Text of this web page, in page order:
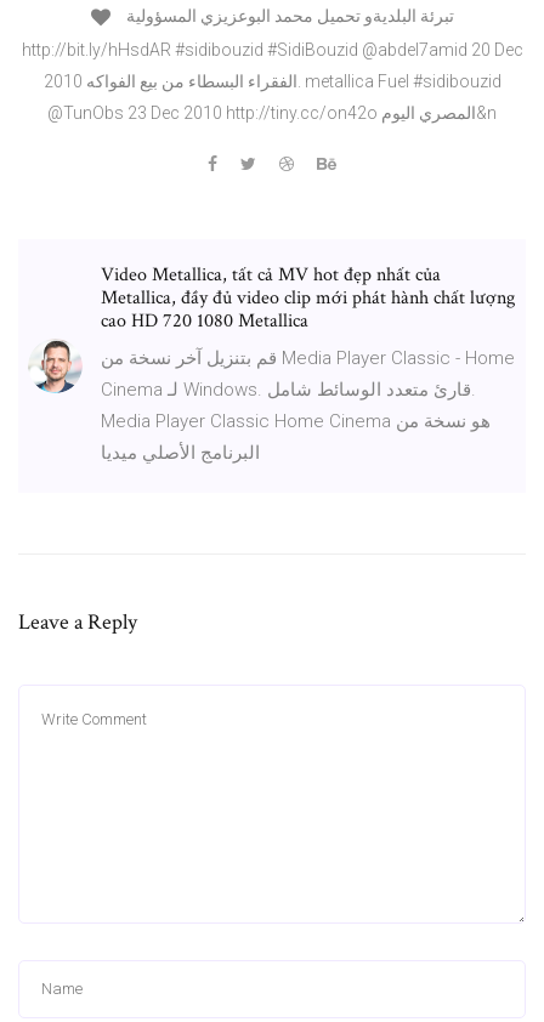
http://bit.ly/hHsdAR #sidibouzid #SidiBouzid @abdel7amid 20 Dec
2010 الفقراء البسطاء من بيع الفواكه. metallica Fuel #sidibouzid
@TunObs 23 Dec 2010 http://tiny.cc/on42o المصري اليوم&n
Video Metallica, tất cả MV hot đẹp nhất của
Metallica, đầy đủ video clip mới phát hành chất lượng
cao HD 720 1080 Metallica
قم بتنزيل آخر نسخة من Media Player Classic - Home
Cinema لـ Windows. قارئ متعدد الوسائط شامل.
Media Player Classic Home Cinema هو نسخة من
البرنامج الأصلي ميديا
Leave a Reply